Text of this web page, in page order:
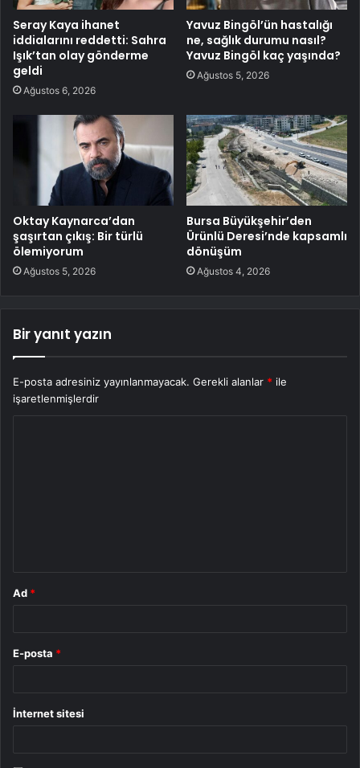
Seray Kaya ihanet
iddialarını reddetti: Sahra
Işık’tan olay gönderme
geldi
Ağustos 6, 2026
Yavuz Bingöl’ün hastalığı
ne, sağlık durumu nasıl?
Yavuz Bingöl kaç yaşında?
Ağustos 5, 2026
Oktay Kaynarca’dan
şaşırtan çıkış: Bir türlü
ölemiyorum
Ağustos 5, 2026
Bursa Büyükşehir’den
Ürünlü Deresi’nde kapsamlı
dönüşüm
Ağustos 4, 2026
Bir yanıt yazın
E-posta adresiniz yayınlanmayacak. Gerekli alanlar * ile
işaretlenmişlerdir
Ad *
E-posta *
İnternet sitesi